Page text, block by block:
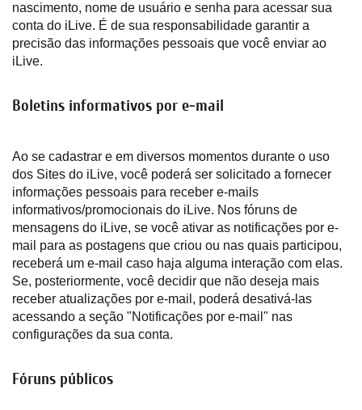
nascimento, nome de usuário e senha para acessar sua
conta do iLive. É de sua responsabilidade garantir a
precisão das informações pessoais que você enviar ao
iLive.
Boletins informativos por e-mail
Ao se cadastrar e em diversos momentos durante o uso
dos Sites do iLive, você poderá ser solicitado a fornecer
informações pessoais para receber e-mails
informativos/promocionais do iLive. Nos fóruns de
mensagens do iLive, se você ativar as notificações por e-
mail para as postagens que criou ou nas quais participou,
receberá um e-mail caso haja alguma interação com elas.
Se, posteriormente, você decidir que não deseja mais
receber atualizações por e-mail, poderá desativá-las
acessando a seção "Notificações por e-mail" nas
configurações da sua conta.
Fóruns públicos